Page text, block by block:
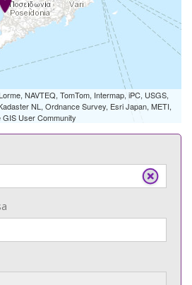
NAVTEQ, TomTom, Intermap, iPC, USGS,
NL, Ordnance Survey, Esri Japan, METI,
User Community